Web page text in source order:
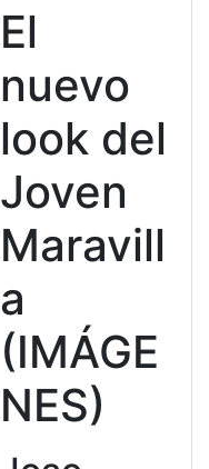
El
nuevo
look del
Joven
Maravill
a
(IMÁGE
NES)